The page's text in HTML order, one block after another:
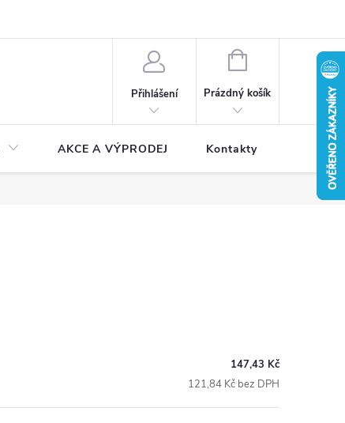
Přihlášení
NÁKUPNÍ
Prázdný košík
AKCE A VÝPRODEJ Kontakty
147,43 Kč
121,84 Kč bez DPH